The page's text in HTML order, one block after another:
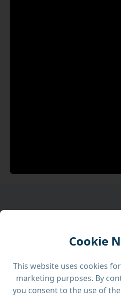
Cookie
This website uses cookies
marketing purposes. By
you consent to the use of
Upptäck Vallettas historia
Besök UNESCO-platser